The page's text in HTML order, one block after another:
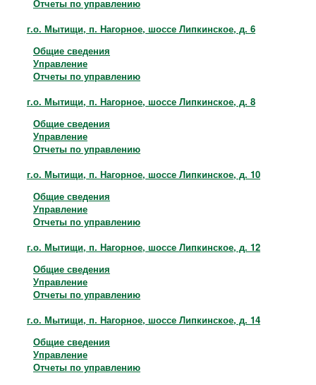
Отчеты по управлению
г.о. Мытищи, п. Нагорное, шоссе Липкинское, д. 6
Общие сведения
Управление
Отчеты по управлению
г.о. Мытищи, п. Нагорное, шоссе Липкинское, д. 8
Общие сведения
Управление
Отчеты по управлению
г.о. Мытищи, п. Нагорное, шоссе Липкинское, д. 10
Общие сведения
Управление
Отчеты по управлению
г.о. Мытищи, п. Нагорное, шоссе Липкинское, д. 12
Общие сведения
Управление
Отчеты по управлению
г.о. Мытищи, п. Нагорное, шоссе Липкинское, д. 14
Общие сведения
Управление
Отчеты по управлению